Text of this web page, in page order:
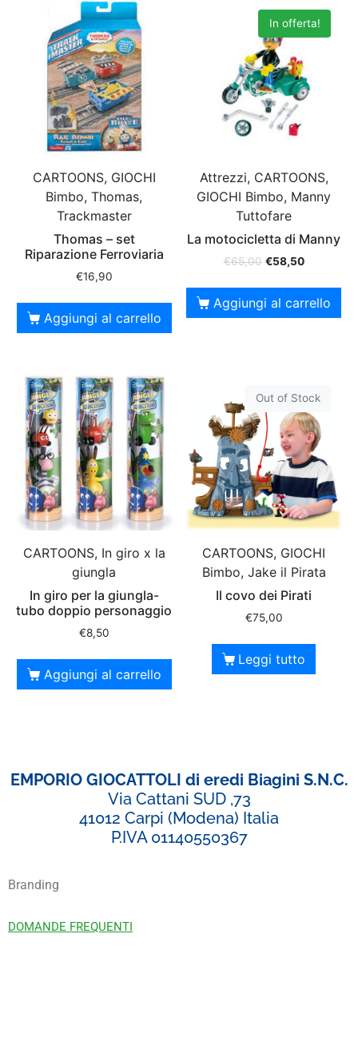
CARTOONS, GIOCHI
Bimbo, Thomas,
Trackmaster
Thomas – set
Riparazione Ferroviaria
€16,90
Aggiungi al carrello
In offerta!
Attrezzi, CARTOONS,
GIOCHI Bimbo, Manny
Tuttofare
La motocicletta di Manny
€65,00 €58,50
Aggiungi al carrello
CARTOONS, In giro x la
giungla
In giro per la giungla-
tubo doppio personaggio
€8,50
Aggiungi al carrello
Out of Stock
CARTOONS, GIOCHI
Bimbo, Jake il Pirata
Il covo dei Pirati
€75,00
Leggi tutto
EMPORIO GIOCATTOLI di eredi Biagini S.N.C.
Via Cattani SUD ,73
41012 Carpi (Modena) Italia
P.IVA 01140550367
Branding
DOMANDE FREQUENTI